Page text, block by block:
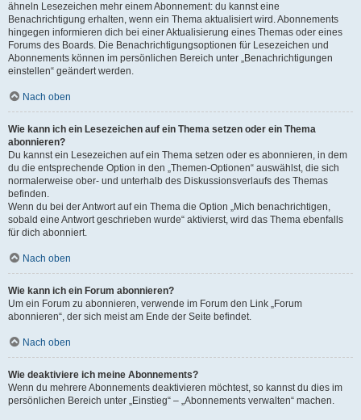
ähneln Lesezeichen mehr einem Abonnement: du kannst eine
Benachrichtigung erhalten, wenn ein Thema aktualisiert wird. Abonnements
hingegen informieren dich bei einer Aktualisierung eines Themas oder eines
Forums des Boards. Die Benachrichtigungsoptionen für Lesezeichen und
Abonnements können im persönlichen Bereich unter „Benachrichtigungen
einstellen“ geändert werden.
Nach oben
Wie kann ich ein Lesezeichen auf ein Thema setzen oder ein Thema
abonnieren?
Du kannst ein Lesezeichen auf ein Thema setzen oder es abonnieren, in dem
du die entsprechende Option in den „Themen-Optionen“ auswählst, die sich
normalerweise ober- und unterhalb des Diskussionsverlaufs des Themas
befinden.
Wenn du bei der Antwort auf ein Thema die Option „Mich benachrichtigen,
sobald eine Antwort geschrieben wurde“ aktivierst, wird das Thema ebenfalls
für dich abonniert.
Nach oben
Wie kann ich ein Forum abonnieren?
Um ein Forum zu abonnieren, verwende im Forum den Link „Forum
abonnieren“, der sich meist am Ende der Seite befindet.
Nach oben
Wie deaktiviere ich meine Abonnements?
Wenn du mehrere Abonnements deaktivieren möchtest, so kannst du dies im
persönlichen Bereich unter „Einstieg“ – „Abonnements verwalten“ machen.